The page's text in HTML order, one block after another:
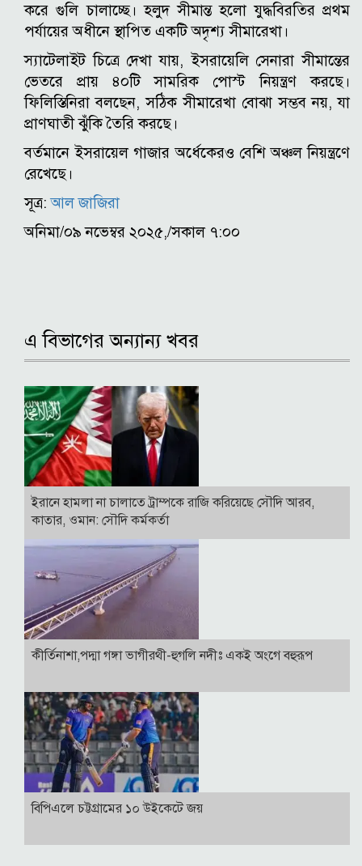
করে গুলি চালাচ্ছে। হলুদ সীমান্ত হলো যুদ্ধবিরতির প্রথম
পর্যায়ের অধীনে স্থাপিত একটি অদৃশ্য সীমারেখা।
স্যাটেলাইট চিত্রে দেখা যায়, ইসরায়েলি সেনারা সীমান্তের
ভেতরে প্রায় ৪০টি সামরিক পোস্ট নিয়ন্ত্রণ করছে।
ফিলিস্তিনিরা বলছেন, সঠিক সীমারেখা বোঝা সম্ভব নয়, যা
প্রাণঘাতী ঝুঁকি তৈরি করছে।
বর্তমানে ইসরায়েল গাজার অর্ধেকেরও বেশি অঞ্চল নিয়ন্ত্রণে
রেখেছে।
সূত্র:আল জাজিরা
অনিমা/০৯ নভেম্বর ২০২৫,/সকাল ৭:০০
এ বিভাগের অন্যান্য খবর
ইরানে হামলা না চালাতে ট্রাম্পকে রাজি করিয়েছে সৌদি আরব,
কাতার, ওমান: সৌদি কর্মকর্তা
কীর্তিনাশা,পদ্মা গঙ্গা ভাগীরথী-হুগলি নদীঃ একই অংগে বহুরূপ
বিপিএলে চট্টগ্রামের ১০ উইকেটে জয়